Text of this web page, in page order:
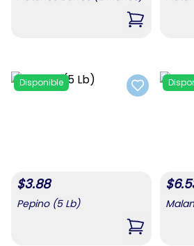
,Platanos
Add to
Disponible
$3.88
Pepino (5 Lb)
,Pepino (5
$